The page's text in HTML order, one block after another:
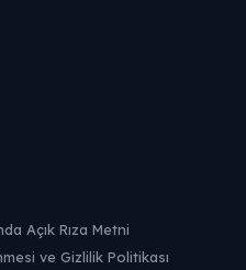
Açık Rıza Metni
ve Gizlilik Politikası